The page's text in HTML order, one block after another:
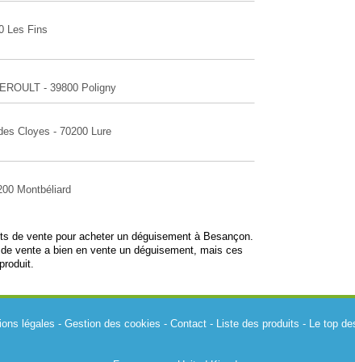
Les Fins
- 39800 Poligny
Cloyes - 70200 Lure
Montbéliard
de vente pour acheter un déguisement à Besançon.
vente a bien en vente un déguisement, mais ces
légales - Gestion des cookies - Contact- Liste des produits - Le top